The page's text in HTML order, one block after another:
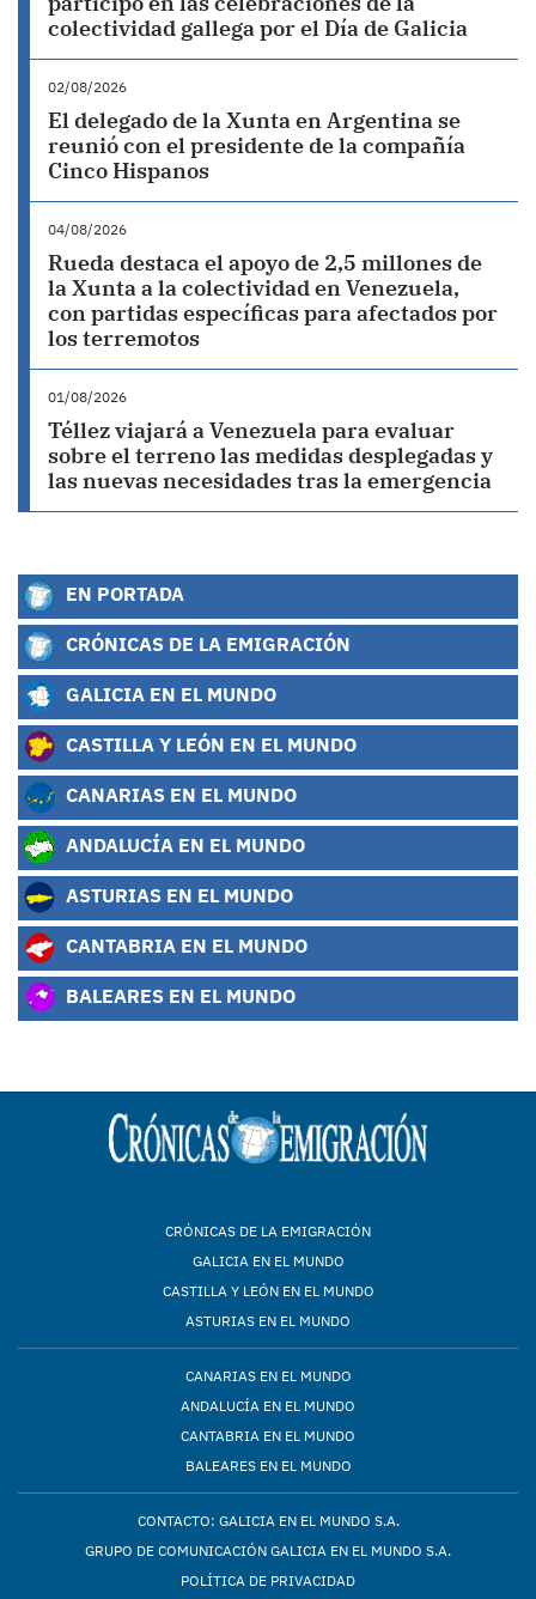
colectividad gallega por el Día de Galicia
02/08/2026
El delegado de la Xunta en Argentina se
reunió con el presidente de la compañía
Cinco Hispanos
04/08/2026
Rueda destaca el apoyo de 2,5 millones de
la Xunta a la colectividad en Venezuela,
con partidas específicas para afectados por
los terremotos
01/08/2026
Téllez viajará a Venezuela para evaluar
sobre el terreno las medidas desplegadas y
las nuevas necesidades tras la emergencia
EN PORTADA
CRÓNICAS DE LA EMIGRACIÓN
GALICIA EN EL MUNDO
CASTILLA Y LEÓN EN EL MUNDO
CANARIAS EN EL MUNDO
ANDALUCÍA EN EL MUNDO
ASTURIAS EN EL MUNDO
CANTABRIA EN EL MUNDO
BALEARES EN EL MUNDO
CRÓNICAS DE LA EMIGRACIÓN
GALICIA EN EL MUNDO
CASTILLA Y LEÓN EN EL MUNDO
ASTURIAS EN EL MUNDO
CANARIAS EN EL MUNDO
ANDALUCÍA EN EL MUNDO
CANTABRIA EN EL MUNDO
BALEARES EN EL MUNDO
CONTACTO: GALICIA EN EL MUNDO S.A.
GRUPO DE COMUNICACIÓN GALICIA EN EL MUNDO S.A.
POLÍTICA DE PRIVACIDAD